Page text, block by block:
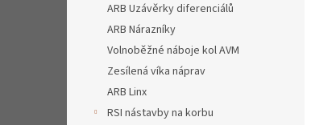
ARB Uzávěrky diferenciálů
ARB Nárazníky
Volnoběžné náboje kol AVM
Zesílená víka náprav
ARB Linx
RSI nástavby na korbu